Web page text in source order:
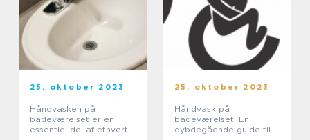
25. oktober 2023
Håndvasken på
badeværelset er en
essentiel del af ethvert
25. oktober 2023
Håndvask på
badeværelset: En
dybdegående guide til